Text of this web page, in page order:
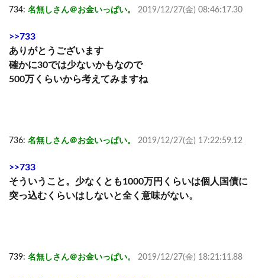
734: 名無しさん＠お金いっぱい。 2019/12/27(金) 08:46:17.30
>>733
ありがとうございます
確かに30では少ないかもなので
500万くらいから考えてみますね
736: 名無しさん＠お金いっぱい。 2019/12/27(金) 17:22:59.12
>>733
そういうこと。少なくとも1000万円くらいは個人国債に
突っ込むくらいはしないと全く意味がない。
739: 名無しさん＠お金いっぱい。 2019/12/27(金) 18:21:11.88